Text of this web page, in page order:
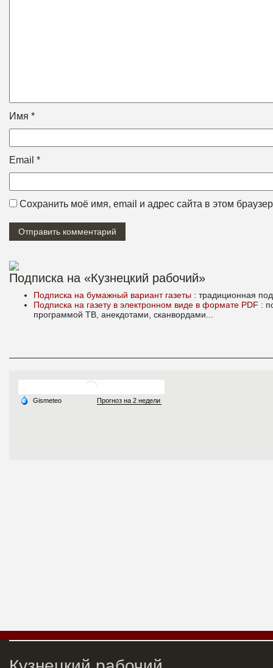
Имя *
Email *
Сохранить моё имя, email и адрес сайта в этом
Подписка на «Кузнецкий рабочий»
Подписка на бумажный вариант газеты : традиционная
Подписка на газету в электронном виде в формате PDF :
программой ТВ, анекдотами, сканвордами...